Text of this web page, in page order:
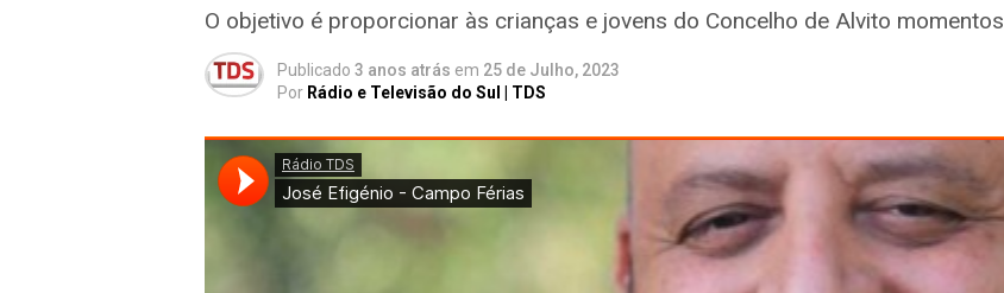
O objetivo é proporcionar às crianças e jovens do Concelho de Alvito
Publicado 3 anos atrás em 25 de Julho, 2023
Por Rádio e Televisão do Sul | TDS
Rádio TDS·José Efigénio - Campo Férias